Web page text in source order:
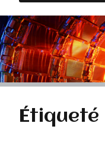
au
contenu
principal
Étiqueté